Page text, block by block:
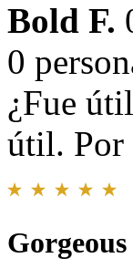
Bold F.
0
¿Fue
útil. Por